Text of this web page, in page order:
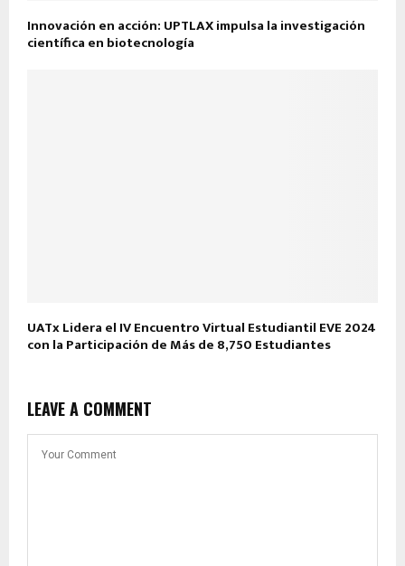
Innovación en acción: UPTLAX impulsa la investigación
científica en biotecnología
UATx Lidera el IV Encuentro Virtual Estudiantil EVE 2024
con la Participación de Más de 8,750 Estudiantes
LEAVE A COMMENT